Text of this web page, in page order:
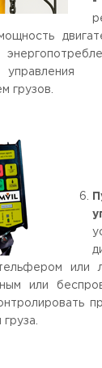
грузов.
или
или